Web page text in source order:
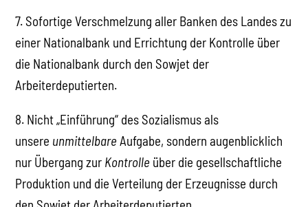
7. Sofortige Verschmelzung aller Banken des Landes zu
einer Nationalbank und Errichtung der Kontrolle über
die Nationalbank durch den Sowjet der
Arbeiterdeputierten.
8. Nicht „Einführung“ des Sozialismus als
unsere unmittelbare Aufgabe, sondern augenblicklich
nur Übergang zur Kontrolle über die gesellschaftliche
Produktion und die Verteilung der Erzeugnisse durch